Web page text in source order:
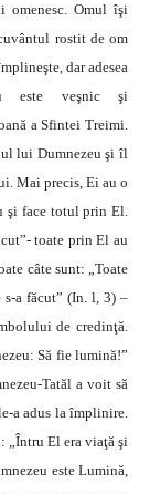
omenesc. Omul îşi
rostit de om
dar adesea
este veşnic şi
a Sfintei Treimi.
lui Dumnezeu şi îl
Mai precis, Ei au o
şi face totul prin El.
toate prin El au
câte sunt: „Toate
a făcut” (In. l, 3) –
de credinţă.
Să fie lumină!”
Tatăl a voit să
a adus la împlinire.
„Întru El era viaţă şi
este Lumină,